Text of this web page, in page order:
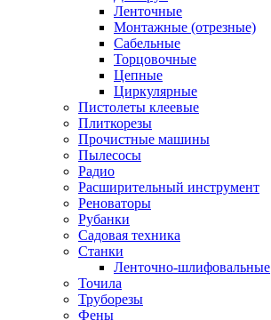
Ленточные
Монтажные (отрезные)
Сабельные
Торцовочные
Цепные
Циркулярные
Пистолеты клеевые
Плиткорезы
Прочистные машины
Пылесосы
Радио
Расширительный инструмент
Реноваторы
Рубанки
Садовая техника
Станки
Ленточно-шлифовальные
Точила
Труборезы
Фены